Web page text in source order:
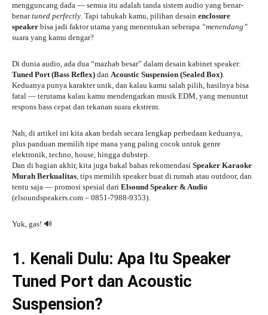
mengguncang dada — semua itu adalah tanda sistem audio yang benar-
benartuned perfectly. Tapi tahukah kamu, pilihan desain enclosure
speaker bisa jadi faktor utama yang menentukan seberapa “menendang”
suara yang kamu dengar?
Di dunia audio, ada dua “mazhab besar” dalam desain kabinet speaker:
Tuned Port (Bass Reflex) dan Acoustic Suspension (Sealed Box).
Keduanya punya karakter unik, dan kalau kamu salah pilih, hasilnya bisa
fatal — terutama kalau kamu mendengarkan musik EDM, yang menuntut
respons bass cepat dan tekanan suara ekstrem.
Nah, di artikel ini kita akan bedah secara lengkap perbedaan keduanya,
plus panduan memilih tipe mana yang paling cocok untuk genre
elektronik, techno, house, hingga dubstep.
Dan di bagian akhir, kita juga bakal bahas rekomendasi Speaker Karaoke
Murah Berkualitas, tips memilih speaker buat di rumah atau outdoor, dan
tentu saja — promosi spesial dari Elsound Speaker & Audio
(elsoundspeakers.com – 0851-7988-9353).
Yuk, gas! 🔊
1. Kenali Dulu: Apa Itu Speaker
Tuned Port dan Acoustic
Suspension?